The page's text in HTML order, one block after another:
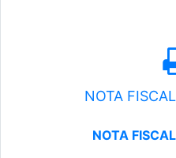
NOTA
NOTA